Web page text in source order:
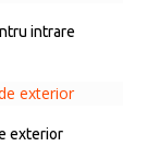
intrare
exterior